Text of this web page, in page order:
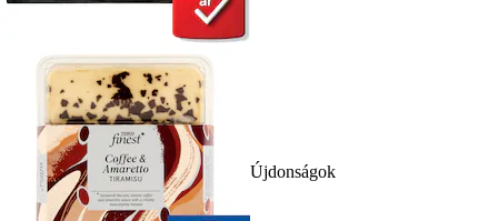
Újdonságok